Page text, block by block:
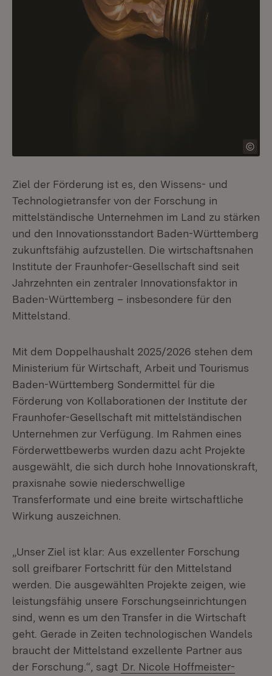
Ziel der Förderung ist es, den Wissens- und
Technologietransfer von der Forschung in
mittelständische Unternehmen im Land zu stärken
und den Innovationsstandort Baden-Württemberg
zukunftsfähig aufzustellen. Die wirtschaftsnahen
Institute der Fraunhofer-Gesellschaft sind seit
Jahrzehnten ein zentraler Innovationsfaktor in
Baden-Württemberg – insbesondere für den
Mittelstand.
Mit dem Doppelhaushalt 2025/2026 stehen dem
Ministerium für Wirtschaft, Arbeit und Tourismus
Baden-Württemberg Sondermittel für die
Förderung von Kollaborationen der Institute der
Fraunhofer-Gesellschaft mit mittelständischen
Unternehmen zur Verfügung. Im Rahmen eines
Förderwettbewerbs wurden dazu acht Projekte
ausgewählt, die sich durch hohe Innovationskraft,
praxisnahe sowie niederschwellige
Transferformate und eine breite wirtschaftliche
Wirkung auszeichnen.
„Unser Ziel ist klar: Aus exzellenter Forschung
soll greifbarer Fortschritt für den Mittelstand
werden. Die ausgewählten Projekte zeigen, wie
leistungsfähig unsere Forschungseinrichtungen
sind, wenn es um den Transfer in die Wirtschaft
geht. Gerade in Zeiten technologischen Wandels
braucht der Mittelstand exzellente Partner aus
der Forschung.“, sagt Dr. Nicole Hoffmeister-